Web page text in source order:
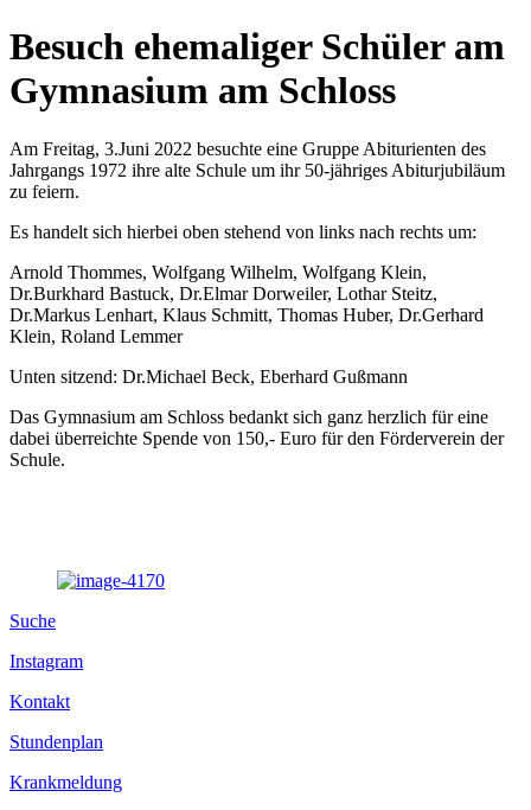
Besuch ehemaliger Schüler am
Gymnasium am Schloss
Am Freitag, 3.Juni 2022 besuchte eine Gruppe Abiturienten des
Jahrgangs 1972 ihre alte Schule um ihr 50-jähriges Abiturjubiläum
zu feiern.
Es handelt sich hierbei oben stehend von links nach rechts um:
Arnold Thommes, Wolfgang Wilhelm, Wolfgang Klein,
Dr.Burkhard Bastuck, Dr.Elmar Dorweiler, Lothar Steitz,
Dr.Markus Lenhart, Klaus Schmitt, Thomas Huber, Dr.Gerhard
Klein, Roland Lemmer
Unten sitzend: Dr.Michael Beck, Eberhard Gußmann
Das Gymnasium am Schloss bedankt sich ganz herzlich für eine
dabei überreichte Spende von 150,- Euro für den Förderverein der
Schule.
Suche
Instagram
Kontakt
Stundenplan
Krankmeldung